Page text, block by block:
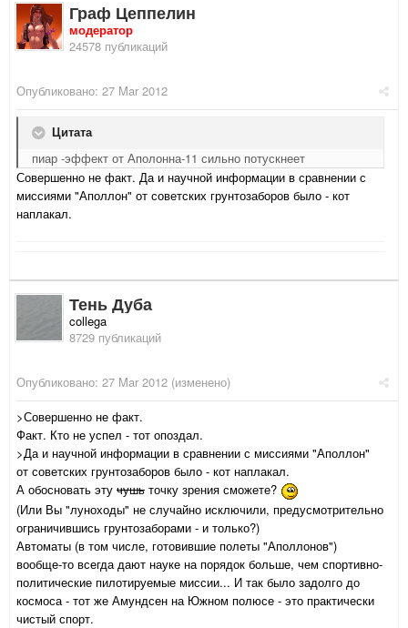
Граф Цеппелин
модератор
24578 публикаций
Опубликовано: 27 Mar 2012
Цитата
пиар -эффект от Аполонна-11 сильно потускнеет
Совершенно не факт. Да и научной информации в сравнении с
миссиями "Аполлон" от советских грунтозаборов было - кот
наплакал.
Тень Дуба
collega
8729 публикаций
Опубликовано: 27 Mar 2012 (изменено)
>Совершенно не факт.
Факт. Кто не успел - тот опоздал.
>Да и научной информации в сравнении с миссиями "Аполлон"
от советских грунтозаборов было - кот наплакал.
А обосновать эту чушь точку зрения сможете?
(Или Вы "луноходы" не случайно исключили, предусмотрительно
ограничившись грунтозаборами - и только?)
Автоматы (в том числе, готовившие полеты "Аполлонов")
вообще-то всегда дают науке на порядок больше, чем спортивно-
политические пилотируемые миссии... И так было задолго до
космоса - тот же Амундсен на Южном полюсе - это практически
чистый спорт.